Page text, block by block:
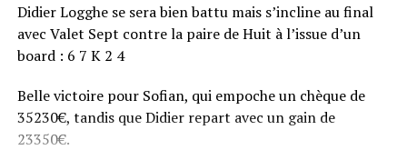
Didier Logghe se sera bien battu mais s’incline au final
avec Valet Sept contre la paire de Huit à l’issue d’un
board : 6 7 K 2 4
Belle victoire pour Sofian, qui empoche un chèque de
35230€, tandis que Didier repart avec un gain de
23350€.